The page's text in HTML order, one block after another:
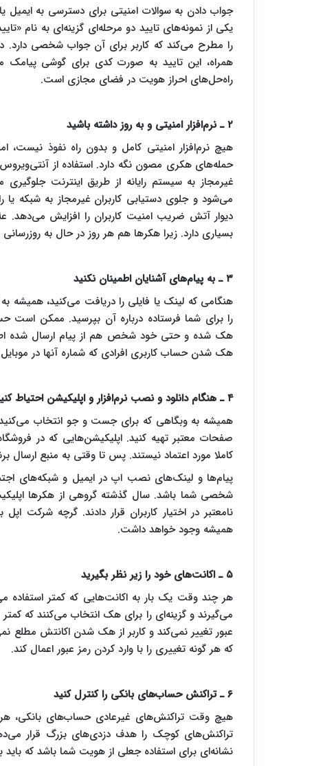
جواب دادن به سوالات امنیتی برای دسترسی به ایمیل
را مطرح می‌کند که کاربر برای آن جواب شخصی دارد.
همراه، این تایید به صورت کدی برای گوشی پیامک
راه‌حل‌های احراز هویت در فضای مجازی است.
۲ ـ نرم‌افزار امنیتی و به روز داشته باشید
هیچ نرم‌افزار امنیتی کامل و بدون راه نفوذ نیست، اما
غیرمجاز به سیستم رایانه از طریق اینترنت
می‌شود و جلوی دستیابی کاربران غیرمجاز به شبکه یا
دیوار آتش ضریب امنیت کاربران را افزایش می‌دهد.
بسیاری دارد. زیرا هکرها هم هر روز در حال به
۳ ـ به پیام‌های آشنایان اطمینان نکنید
هنگامی که لینک یا فایلی را دریافت می‌کنید، همیشه
را برای شما فرستاده درباره آن بپرسید. ممکن است
هک شده و حتی خود شخص هم از پیام ارسال شده
هک شدن حساب کاربری افرادی که شماره آنها در
۴ ـ هنگام دانلود و نصب نرم‌افزار و اپلیکیشن احتیاط کنید
همیشه به وبگاهی که برای جست و جو انتخاب می‌کنید
صفحات معتبر تهیه کنید. اپلیکیشن‌هایی که در
کاملا مورد اعتماد نیستند. پس تا وقتی به منبع ارسال
پیام‌ها و لینک‌های نصب اپ در ایمیل و شبکه‌های
شخصی شما باشد. سال گذشته گروهی از هکرها
نامعتبر در اختیار کاربران قرار دادند. گرچه شرکت
همیشه وجود خواهد داشت.
۵ ـ اکانت‌های خود را زیر نظر بگیرید
هر چند وقت یک بار به اکانت‌هایی که کمتر استفاده
می‌گیرند و گزینه‌ای را برای هک انتخاب می‌کنند که
عبور تغییر نمی‌کند و کاربر از هک شدن اکانتش مطلع
که هر گونه تغییری را با وارد کردن رمز عبور اعمال کند.
۶ ـ تراکنش حساب‌های بانکی را کنترل کنید
هیچ وقت تراکنش‌های غیرعادی حساب‌های بانکی،
تراکنش‌های کوچک را هدف دزدی‌های بزرگ قرار
نشانه‌ای برای استفاده جعلی از هویت شما باشد که